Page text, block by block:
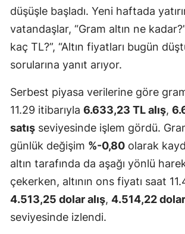
düşüşle başladı. Yeni haftada
vatandaşlar, “Gram altın ne
kaç TL?”, “Altın fiyatları bugün
sorularına yanıt arıyor.
Serbest piyasa verilerine göre
11.29 itibarıyla 6.633,23 TL alış,
satış seviyesinde işlem gördü.
günlük değişim %-0,80 olarak
altın tarafında da aşağı yönlü
çekerken, altının ons fiyatı saat
4.513,25 dolar alış, 4.514,22
seviyesinde izlendi.